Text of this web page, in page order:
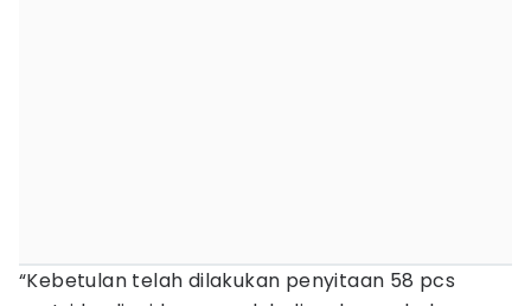
“Kebetulan telah dilakukan penyitaan 58 pcs